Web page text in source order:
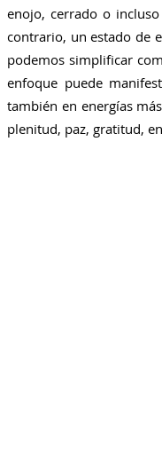
enojo, cerrado o
contrario, un estado de
podemos simplificar
enfoque puede
también en energías
plenitud, paz, gratitud,